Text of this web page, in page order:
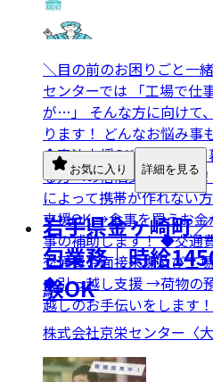
＼目の前のお困りごと一
センターでは 「工場で仕
が…」 そんな方に向けて
ります！ どんなお悩み事
◆宿泊支援OK →ネカフェ
る方への宿泊支援します
によって携帯が作れない
支援OK →食事を買うお
事の補助します！ ◆交通
交通費や面接来場及び工
◆引っ越し支援 →荷物の
越しのお手伝いをします
お気に入り 詳細を見る
岩手県金ヶ崎町
包業務｜時給
験OK
株式会社京栄センター〈